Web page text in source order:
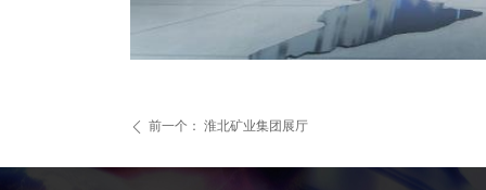
ꄴ 前一个： 淮北矿业集团展厅